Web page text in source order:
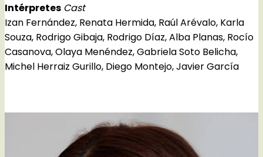
Intérpretes Cast
Izan Fernández, Renata Hermida, Raúl Arévalo, Karla
Souza, Rodrigo Gibaja, Rodrigo Díaz, Alba Planas, Rocío
Casanova, Olaya Menéndez, Gabriela Soto Belicha,
Michel Herraiz Gurillo, Diego Montejo, Javier García